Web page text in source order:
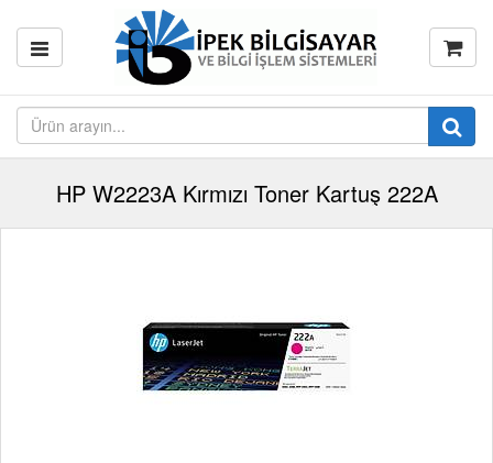
HP W2223A Kırmızı Toner Kartuş 222A